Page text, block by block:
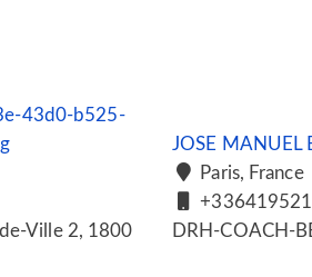
Ville 2, 1800
JOSE MANUEL
Paris, France
DRH-COACH-